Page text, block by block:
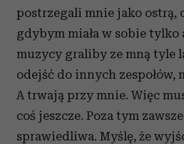
postrzegali mnie jako ostrą,
gdybym miała w sobie tylko
muzycy graliby ze mną tyle
odejść do innych zespołów,
A trwają przy mnie. Więc
coś jeszcze. Poza tym
sprawiedliwa. Myślę, że